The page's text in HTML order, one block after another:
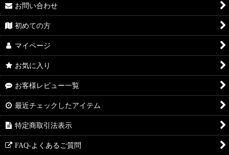
お問い合わせ
初めての方
マイページ
お気に入り
お客様レビュー一覧
最近チェックしたアイテム
特定商取引法表示
FAQ-よくあるご質問